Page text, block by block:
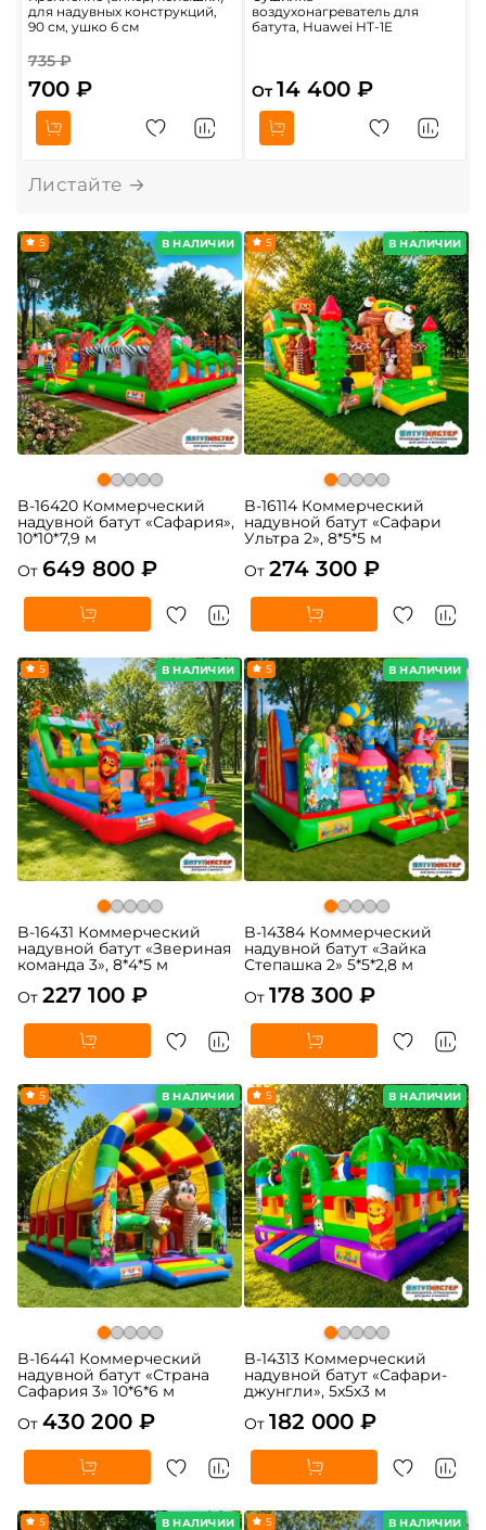
для надувных конструкций,
90 см, ушко 6 см
735 ₽
700 ₽
воздухонагреватель для
батута, Huawei HT-1E
От 14 400 ₽
В НАЛИЧИИ
5
B-16420 Коммерческий
надувной батут «Сафария»,
10*10*7,9 м
От 649 800 ₽
В НАЛИЧИИ
5
B-16114 Коммерческий
надувной батут «Сафари
Ультра 2», 8*5*5 м
От 274 300 ₽
В НАЛИЧИИ
5
B-16431 Коммерческий
надувной батут «Звериная
команда 3», 8*4*5 м
От 227 100 ₽
В НАЛИЧИИ
5
B-14384 Коммерческий
надувной батут «Зайка
Степашка 2» 5*5*2,8 м
От 178 300 ₽
В НАЛИЧИИ
5
B-16441 Коммерческий
надувной батут «Страна
Сафария 3» 10*6*6 м
От 430 200 ₽
В НАЛИЧИИ
5
B-14313 Коммерческий
надувной батут «Сафари-
джунгли», 5x5x3 м
От 182 000 ₽
В НАЛИЧИИ
5 В НАЛИЧИИ
5